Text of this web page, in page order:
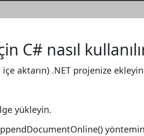
C# nasıl
aktarın) .NET projenize
yükleyin.